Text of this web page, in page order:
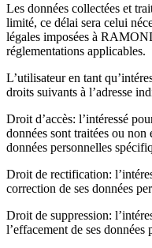
Les données collectées et
limité, ce délai sera celui
légales imposées à
réglementations applicables.
L’utilisateur en tant
droits suivants à l’adresse
Droit d’accès: l’intéressé
données sont traitées ou
données personnelles
Droit de rectification:
correction de ses données
Droit de suppression:
l’effacement de ses données